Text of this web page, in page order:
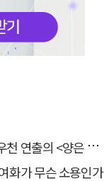
들이는 전체주의적 정치의 알레고리"
화가 무슨 소용인가